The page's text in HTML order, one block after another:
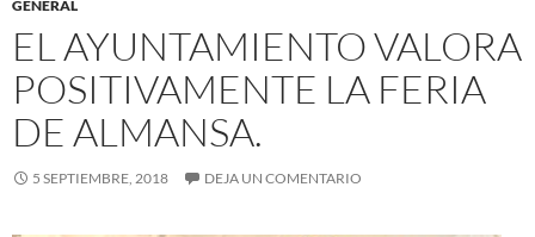
GENERAL
EL AYUNTAMIENTO VALORA
POSITIVAMENTE LA FERIA
DE ALMANSA.
5 SEPTIEMBRE, 2018 DEJA UN COMENTARIO